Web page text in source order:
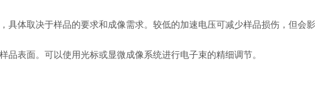
具体取决于样品的要求和成像需求。较低的加速电压可减少样品损伤，但会
品表面。可以使用光标或显微成像系统进行电子束的精细调节。